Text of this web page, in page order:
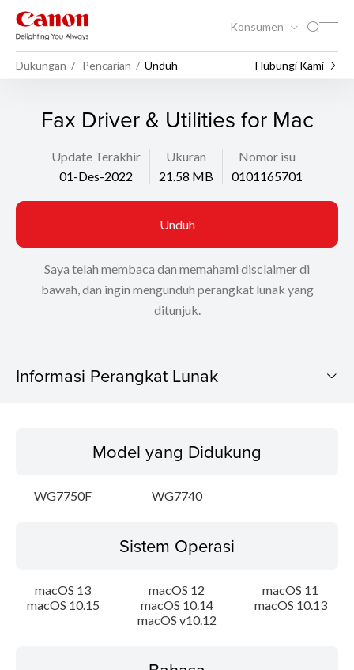
Konsumen
Dukungan Pencarian Unduh Hubungi Kami
Fax Driver & Utilities for Mac
Update Terakhir
01-Des-2022
Ukuran
21.58 MB
Nomor isu
0101165701
Unduh
Saya telah membaca dan memahami disclaimer di
bawah, dan ingin mengunduh perangkat lunak yang
ditunjuk.
Informasi Perangkat Lunak
Sistem Operasi
Bahasa
Persyaratan Sistem
Model yang Didukung
WG7750F WG7740
Sistem Operasi
macOS 13 macOS 12
macOS 11
macOS 10.15
macOS 10.14
macOS 10.13
macOS v10.12